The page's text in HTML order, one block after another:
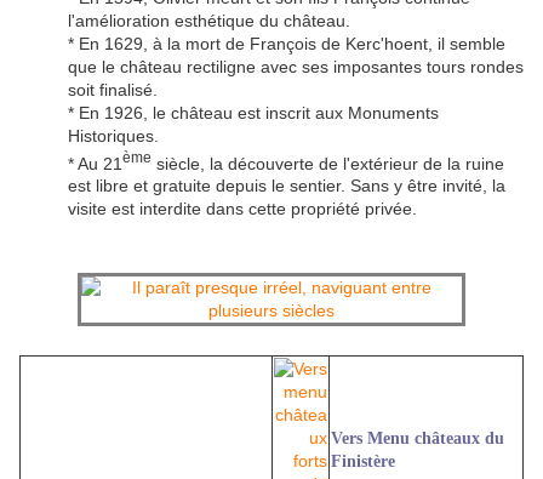
l'amélioration esthétique du château.
* En 1629, à la mort de François de Kerc'hoent, il semble
que le château rectiligne avec ses imposantes tours rondes
soit finalisé.
* En 1926, le château est inscrit aux Monuments
Historiques.
* Au 21 ème siècle, la découverte de l'extérieur de la ruine
est libre et gratuite depuis le sentier. Sans y être invité, la
visite est interdite dans cette propriété privée.
Vers Menu châteaux du
Finistère